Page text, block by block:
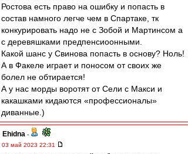
Ростова есть право на ошибку и попасть в
состав намного легче чем в Спартаке, тк
конкурировать надо не с Зобой и Мартинсом а
с деревяшками предпенсиоонными.
Какой шанс у Свинова попасть в основу? Ноль!
А в Факеле играет и поносом от своих же
болел не обтирается!
А у нас морды воротят от Сели с Макси и
какашками кидаются «профессионалы»
диванные.)
Ehidna -
03 май 2023 22:31